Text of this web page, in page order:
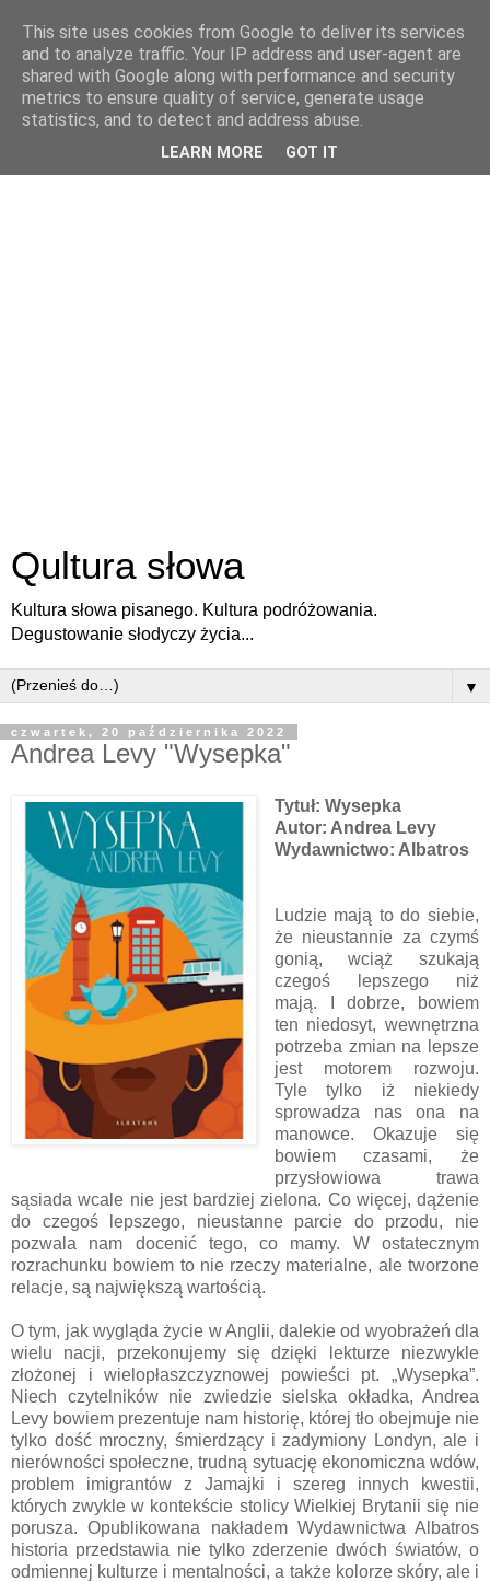
Qultura słowa
Kultura słowa pisanego. Kultura podróżowania.
Degustowanie słodyczy życia...
▼
czwartek, 20 października 2022
Andrea Levy "Wysepka"
Tytuł: Wysepka
Autor: Andrea Levy
Wydawnictwo: Albatros
Ludzie mają to do siebie,
że nieustannie za czymś
gonią, wciąż szukają
czegoś lepszego niż
mają. I dobrze, bowiem
ten niedosyt, wewnętrzna
potrzeba zmian na lepsze
jest motorem rozwoju.
Tyle tylko iż niekiedy
sprowadza nas ona na
manowce. Okazuje się
bowiem czasami, że
przysłowiowa trawa
sąsiada wcale nie jest bardziej zielona. Co więcej, dążenie
do czegoś lepszego, nieustanne parcie do przodu, nie
pozwala nam docenić tego, co mamy. W ostatecznym
rozrachunku bowiem to nie rzeczy materialne, ale tworzone
relacje, są największą wartością.
O tym, jak wygląda życie w Anglii, dalekie od wyobrażeń dla
wielu nacji, przekonujemy się dzięki lekturze niezwykle
złożonej i wielopłaszczyznowej powieści pt. „Wysepka”.
Niech czytelników nie zwiedzie sielska okładka, Andrea
Levy bowiem prezentuje nam historię, której tło obejmuje nie
tylko dość mroczny, śmierdzący i zadymiony Londyn, ale i
nierówności społeczne, trudną sytuację ekonomiczna wdów,
problem imigrantów z Jamajki i szereg innych kwestii,
których zwykle w kontekście stolicy Wielkiej Brytanii się nie
porusza. Opublikowana nakładem Wydawnictwa Albatros
historia przedstawia nie tylko zderzenie dwóch światów, o
odmiennej kulturze i mentalności, a także kolorze skóry, ale i
This site uses cookies from Google to deliver its services
and to analyze traffic. Your IP address and user-agent are
shared with Google along with performance and security
metrics to ensure quality of service, generate usage
statistics, and to detect and address abuse.
LEARN MORE GOT IT